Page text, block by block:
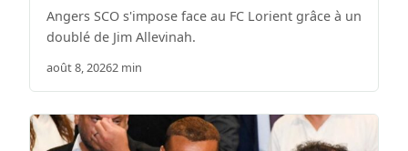
Angers SCO s'impose face au FC Lorient grâce à un
doublé de Jim Allevinah.
août 8, 20262 min